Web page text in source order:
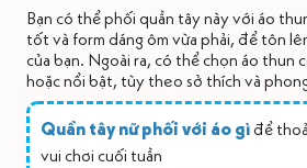
Bạn có thể phối quần tây này với áo
tốt và form dáng ôm vừa phải, để tôn
của bạn. Ngoài ra, có thể chọn áo thun
hoặc nổi bật, tùy theo sở thích và
Quần tây nữ phối với áo gìđể
vui chơi cuối tuần